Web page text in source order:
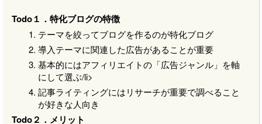
Todo１．特化ブログの特徴
テーマを絞ってブログを作るのが特化ブログ
導入テーマに関連した広告があることが重要
基本的にはアフィリエイトの「広告ジャンル」を軸
にして選ぶ/li>
記事ライティングにはリサーチが重要で調べること
が好きな人向き
Todo２．メリット